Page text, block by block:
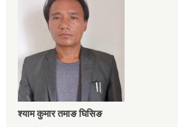
श्‍याम कुमार तमाङ घिसिङ